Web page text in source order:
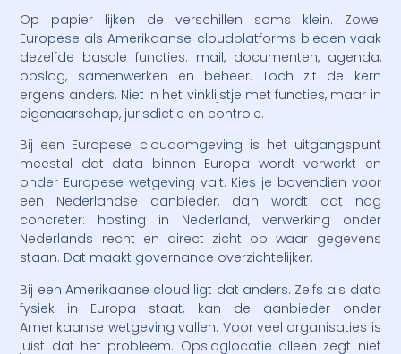
Op papier lijken de verschillen soms klein. Zowel
Europese als Amerikaanse cloudplatforms bieden vaak
dezelfde basale functies: mail, documenten, agenda,
opslag, samenwerken en beheer. Toch zit de kern
ergens anders. Niet in het vinklijstje met functies, maar in
eigenaarschap, jurisdictie en controle.
Bij een Europese cloudomgeving is het uitgangspunt
meestal dat data binnen Europa wordt verwerkt en
onder Europese wetgeving valt. Kies je bovendien voor
een Nederlandse aanbieder, dan wordt dat nog
concreter: hosting in Nederland, verwerking onder
Nederlands recht en direct zicht op waar gegevens
staan. Dat maakt governance overzichtelijker.
Bij een Amerikaanse cloud ligt dat anders. Zelfs als data
fysiek in Europa staat, kan de aanbieder onder
Amerikaanse wetgeving vallen. Voor veel organisaties is
juist dat het probleem. Opslaglocatie alleen zegt niet